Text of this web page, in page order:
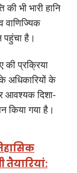
भी भारी हानि
पहुंचा है।
की प्रक्रिया
अधिकारियों के
आवश्यक दिशा-
किया गया है।
तैयारियां: